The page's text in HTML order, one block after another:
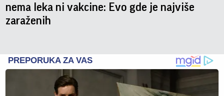
nema leka ni vakcine: Evo gde je najviše
zaraženih